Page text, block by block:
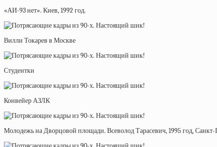
«АИ-93 нет». Киев, 1992 год.
Вилли Токарев в Москве
Студентки
Конвейер АЗЛК
Молодежь на Дворцовой площади. Всеволод Тарасевич, 1995 год, Санкт-